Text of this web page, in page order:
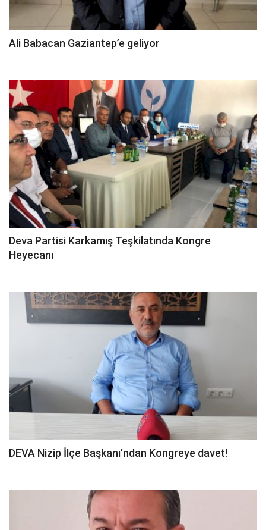
Ali Babacan Gaziantep’e geliyor
Deva Partisi Karkamış Teşkilatında Kongre
Heyecanı
DEVA Nizip İlçe Başkanı’ndan Kongreye davet!